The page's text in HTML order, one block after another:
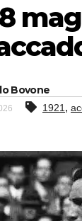
Bovone
1921,